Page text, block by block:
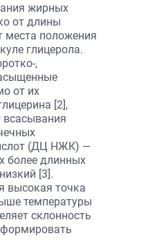
жирных
от длины
места положения
глицерола.
,
от их
[2],
(ДЦ НЖК) —
более длинных
[3].
высокая точка
температуры
склонность